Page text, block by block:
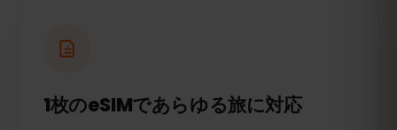
1枚のeSIMであらゆる旅に対応